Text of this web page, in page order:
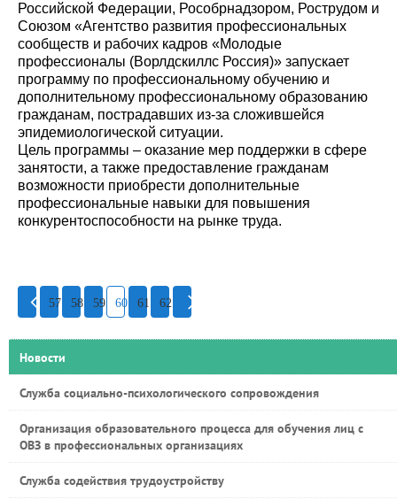
Российской Федерации, Рособрнадзором, Рострудом и
Союзом «Агентство развития профессиональных
сообществ и рабочих кадров «Молодые
профессионалы (Ворлдскиллс Россия)» запускает
программу по профессиональному обучению и
дополнительному профессиональному образованию
гражданам, пострадавших из-за сложившейся
эпидемиологической ситуации.
Цель программы – оказание мер поддержки в сфере
занятости, а также предоставление гражданам
возможности приобрести дополнительные
профессиональные навыки для повышения
конкурентоспособности на рынке труда.
57 58 59 60 61 62
Новости
Служба социально-психологического сопровождения
Организация образовательного процесса для обучения лиц с
ОВЗ в профессиональных организациях
Служба содействия трудоустройству